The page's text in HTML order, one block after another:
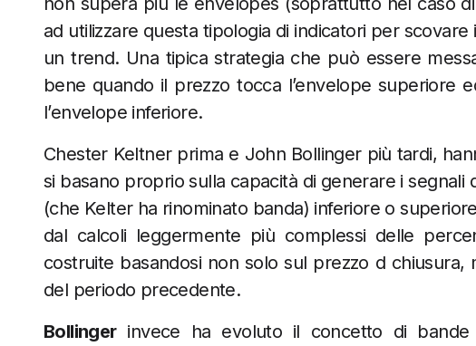
ad utilizzare questa tipologia di indicatori per scovare
un trend. Una tipica strategia che può essere
bene quando il prezzo tocca l’envelope superiore
l’envelope inferiore.
Chester Keltner prima e John Bollinger più tardi,
si basano proprio sulla capacità di generare i
(che Kelter ha rinominato banda) inferiore o
dal calcoli leggermente più complessi delle
costruite basandosi non solo sul prezzo d chiusura,
del periodo precedente.
Bollingerinvece ha evoluto il concetto di bande